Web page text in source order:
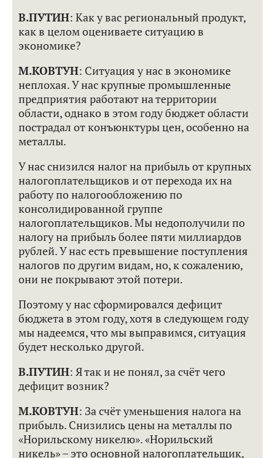
В.ПУТИН: Как у вас региональный продукт,
как в целом оцениваете ситуацию в
экономике?
М.КОВТУН: Ситуация у нас в экономике
неплохая. У нас крупные промышленные
предприятия работают на территории
области, однако в этом году бюджет области
пострадал от конъюнктуры цен, особенно на
металлы.
У нас снизился налог на прибыль от крупных
налогоплательщиков и от перехода их на
работу по налогообложению по
консолидированной группе
налогоплательщиков. Мы недополучили по
налогу на прибыль более пяти миллиардов
рублей. У нас есть превышение поступления
налогов по другим видам, но, к сожалению,
они не покрывают этой потери.
Поэтому у нас сформировался дефицит
бюджета в этом году, хотя в следующем году
мы надеемся, что мы выправимся, ситуация
будет несколько другой.
В.ПУТИН: Я так и не понял, за счёт чего
дефицит возник?
М.КОВТУН: За счёт уменьшения налога на
прибыль. Снизились цены на металлы по
«Норильскому никелю». «Норильский
никель» – это основной налогоплательщик,